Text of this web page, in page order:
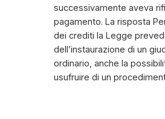
successivamente aveva
pagamento. La risposta
dei crediti la Legge
dell’instaurazione di un
ordinario, anche la
usufruire di un